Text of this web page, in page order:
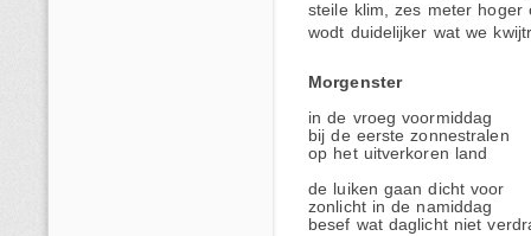
steile klim, zes meter
wodt duidelijker wat we
Morgenster
in de vroeg voormiddag
bij de eerste zonnestralen
op het uitverkoren land
de luiken gaan dicht voor
zonlicht in
besef wat daglicht niet